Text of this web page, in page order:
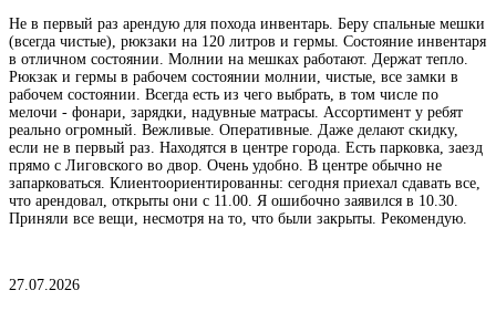
Не в первый раз арендую для похода инвентарь. Беру спальные мешки
(всегда чистые), рюкзаки на 120 литров и гермы. Состояние инвентаря
в отличном состоянии. Молнии на мешках работают. Держат тепло.
Рюкзак и гермы в рабочем состоянии молнии, чистые, все замки в
рабочем состоянии. Всегда есть из чего выбрать, в том числе по
мелочи - фонари, зарядки, надувные матрасы. Ассортимент у ребят
реально огромный. Вежливые. Оперативные. Даже делают скидку,
если не в первый раз. Находятся в центре города. Есть парковка, заезд
прямо с Лиговского во двор. Очень удобно. В центре обычно не
запарковаться. Клиентоориентированны: сегодня приехал сдавать все,
что арендовал, открыты они с 11.00. Я ошибочно заявился в 10.30.
Приняли все вещи, несмотря на то, что были закрыты. Рекомендую.
27.07.2026